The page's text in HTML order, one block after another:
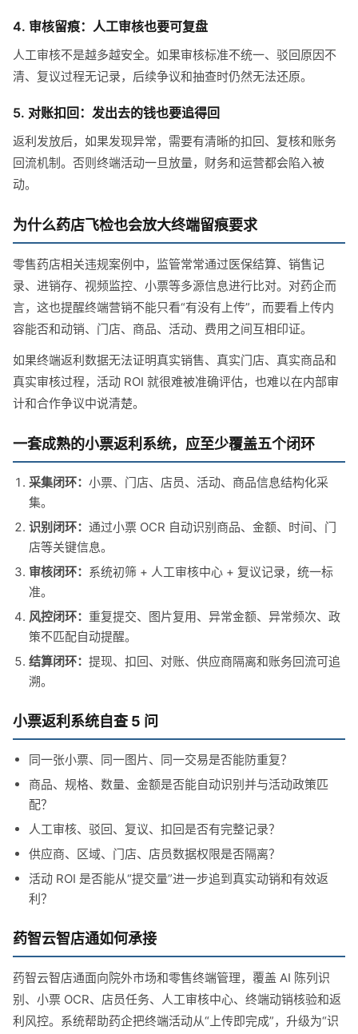
4. 审核留痕：人工审核也要可复盘
人工审核不是越多越安全。如果审核标准不统一、驳回原因不
清、复议过程无记录，后续争议和抽查时仍然无法还原。
5. 对账扣回：发出去的钱也要追得回
返利发放后，如果发现异常，需要有清晰的扣回、复核和账务
回流机制。否则终端活动一旦放量，财务和运营都会陷入被
动。
为什么药店飞检也会放大终端留痕要求
零售药店相关违规案例中，监管常常通过医保结算、销售记
录、进销存、视频监控、小票等多源信息进行比对。对药企而
言，这也提醒终端营销不能只看“有没有上传”，而要看上传内
容能否和动销、门店、商品、活动、费用之间互相印证。
如果终端返利数据无法证明真实销售、真实门店、真实商品和
真实审核过程，活动 ROI 就很难被准确评估，也难以在内部审
计和合作争议中说清楚。
一套成熟的小票返利系统，应至少覆盖五个闭环
采集闭环： 小票、门店、店员、活动、商品信息结构化采
集。
识别闭环： 通过小票 OCR 自动识别商品、金额、时间、门
店等关键信息。
审核闭环： 系统初筛 + 人工审核中心 + 复议记录，统一标
准。
风控闭环： 重复提交、图片复用、异常金额、异常频次、政
策不匹配自动提醒。
结算闭环： 提现、扣回、对账、供应商隔离和账务回流可追
溯。
小票返利系统自查 5 问
同一张小票、同一图片、同一交易是否能防重复？
商品、规格、数量、金额是否能自动识别并与活动政策匹
配？
人工审核、驳回、复议、扣回是否有完整记录？
供应商、区域、门店、店员数据权限是否隔离？
活动 ROI 是否能从“提交量”进一步追到真实动销和有效返
利？
药智云智店通如何承接
药智云智店通面向院外市场和零售终端管理，覆盖 AI 陈列识
别、小票 OCR、店员任务、人工审核中心、终端动销核验和返
利风控。系统帮助药企把终端活动从“上传即完成”，升级为“识